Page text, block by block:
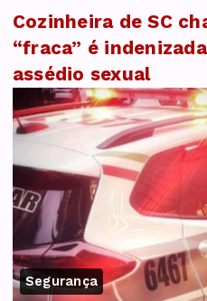
Cozinheira de SC
“fraca” é
assédio sexual
Segurança